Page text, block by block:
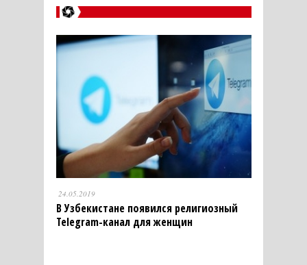
24.05.2019
В Узбекистане появился религиозный
Telegram-канал для женщин